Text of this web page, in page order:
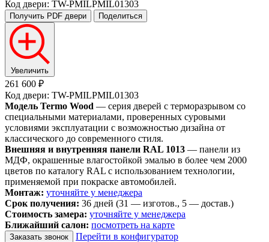
Код двери: TW-PMILPMIL01303
Получить PDF двери Поделиться
Увеличить
261 600 ₽
Код двери: TW-PMILPMIL01303
Модель Termo Wood — серия дверей с терморазрывом со
специальными материалами, проверенных суровыми
условиями эксплуатации с возможностью дизайна от
классического до современного стиля.
Внешняя и внутренняя панели RAL 1013 — панели из
МДФ, окрашенные влагостойкой эмалью в более чем 2000
цветов по каталогу RAL с использованием технологии,
применяемой при покраске автомобилей.
Монтаж: уточняйте у менеджера
Срок получения: 36 дней (31 — изготов., 5 — достав.)
Стоимость замера: уточняйте у менеджера
Ближайший салон: посмотреть на карте
Заказать звонок
Перейти в конфигуратор